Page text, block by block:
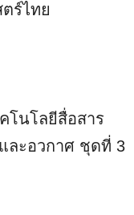
ร์ไทย
โนโลยีสื่อสาร
ละอวกาศ ชุดที่ 3